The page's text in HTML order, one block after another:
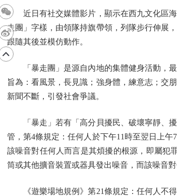
近日有社交媒體影片，顯示在西九文化區海
走團」字樣，由領隊持旗帶領，列隊步行伸展
跟隨其後並模仿動作。
「暴走團」是源自內地的集體健身活動，最
旨為：看風景，長見識；強身體，練意志；交
新聞不斷，引發社會爭議。
「暴走」若有「高分貝擾民、破壞寧靜、擾
管，第4條規定：任何人於下午11時至翌日上
該噪音對任何人而言是其煩擾的根源，即屬犯
筒或其他擴音裝置或器具發出噪音，而該噪音
《遊樂場地規例》第21條規定：任何人不得